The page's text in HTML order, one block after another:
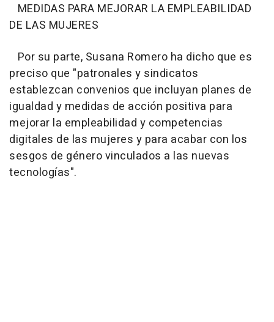
MEDIDAS PARA MEJORAR LA EMPLEABILIDAD
DE LAS MUJERES
Por su parte, Susana Romero ha dicho que es
preciso que "patronales y sindicatos
establezcan convenios que incluyan planes de
igualdad y medidas de acción positiva para
mejorar la empleabilidad y competencias
digitales de las mujeres y para acabar con los
sesgos de género vinculados a las nuevas
tecnologías".